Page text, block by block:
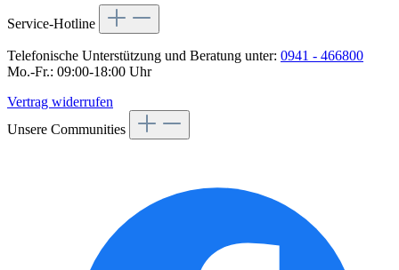
Service-Hotline
Telefonische Unterstützung und Beratung unter: 0941 - 466800
Mo.-Fr.: 09:00-18:00 Uhr
Vertrag widerrufen
Unsere Communities